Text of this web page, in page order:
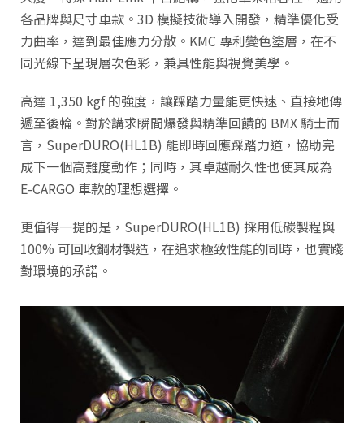
各品牌與尺寸車款。3D 模擬技術導入開發，精準優化受
力曲率，達到最佳應力分散。KMC 專利變色塗層，在不
同光線下呈現層次色彩，兼具性能與視覺美學。
高達 1,350 kgf 的強度，讓踩踏力量能更快速、直接地傳
遞至後輪。對於講求瞬間爆發與精準回饋的 BMX 騎士而
言，SuperDURO(HL1B) 能即時回應踩踏力道，協助完
成下一個高難度動作；同時，其卓越耐久性也使其成為
E-CARGO 車款的理想選擇。
更值得一提的是，SuperDURO(HL1B) 採用低碳製程與
100% 可回收鋼材製造，在追求極致性能的同時，也實踐
對環境的承諾。